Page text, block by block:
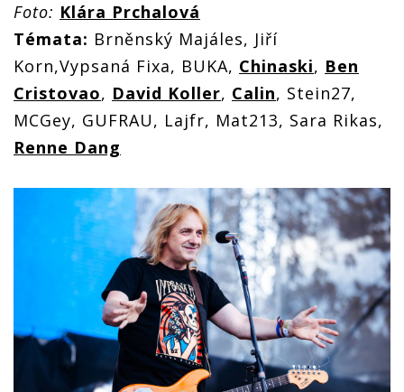
Foto: Klára Prchalová
Témata: Brněnský Majáles, Jiří
Korn,Vypsaná Fixa, BUKA, Chinaski, Ben
Cristovao, David Koller, Calin, Stein27,
MCGey, GUFRAU, Lajfr, Mat213, Sara Rikas,
Renne Dang